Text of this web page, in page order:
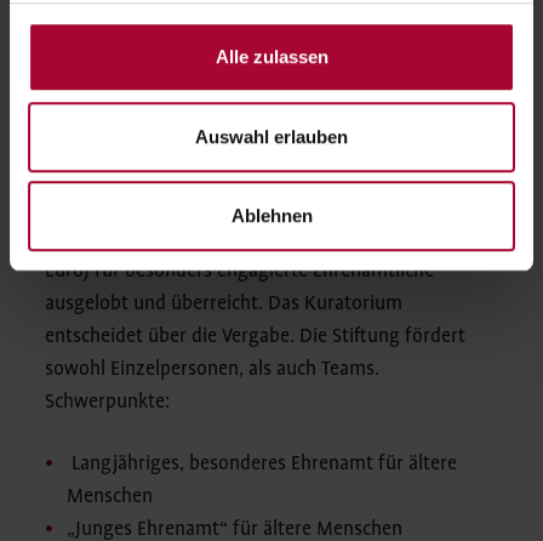
Alle zulassen
Auswahl erlauben
Ablehnen
DieWerner und Maren Otto Stiftungwürdigt und
fördert besondere Leistungen ehrenamtlichen
Engagements. Erstmalig zum 10-jährigen Jubiläum
der Stiftung, im Jahr 2019, wurde der Ehrenpreis der
Euro) für besonders engagierte Ehrenamtliche
ausgelobt und überreicht. Das Kuratorium
entscheidet über die Vergabe. Die Stiftung fördert
sowohl Einzelpersonen, als auch Teams.
Schwerpunkte:
Langjähriges, besonderes Ehrenamt für ältere
Menschen
„Junges Ehrenamt“ für ältere Menschen